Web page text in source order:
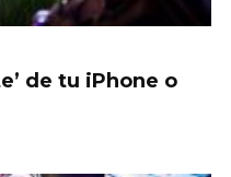
de tu iPhone o